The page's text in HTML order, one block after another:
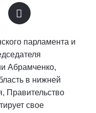
парламента и
Абрамченко,
в нижней
Правительство
свое